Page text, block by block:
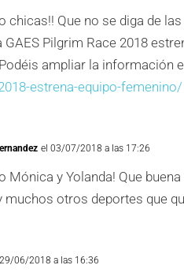
chicas!! Que no se diga de
GAES Pilgrim Race 2018
ampliar la información
estrena-equipo-femenino/
el 03/07/2018 a las 17:26
Mónica y Yolanda! Que
muchos otros deportes que
06/2018 a las 16:36